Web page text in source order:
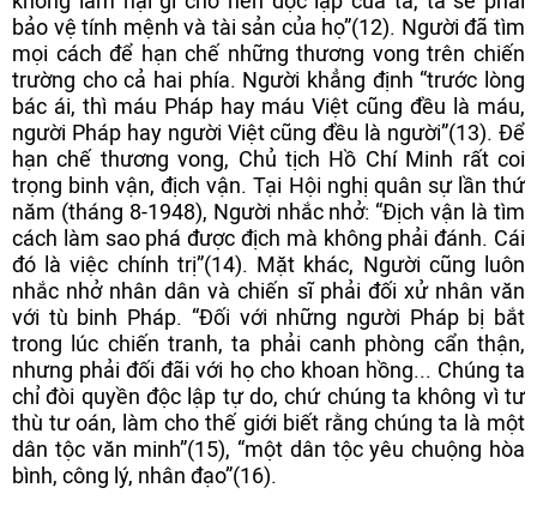
bảo vệ tính mệnh và tài sản của họ”(12). Người đã tìm
mọi cách để hạn chế những thương vong trên chiến
trường cho cả hai phía. Người khẳng định “trước lòng
bác ái, thì máu Pháp hay máu Việt cũng đều là máu,
người Pháp hay người Việt cũng đều là người”(13). Để
hạn chế thương vong, Chủ tịch Hồ Chí Minh rất coi
trọng binh vận, địch vận. Tại Hội nghị quân sự lần thứ
năm (tháng 8-1948), Người nhắc nhở: “Địch vận là tìm
cách làm sao phá được địch mà không phải đánh. Cái
đó là việc chính trị”(14). Mặt khác, Người cũng luôn
nhắc nhở nhân dân và chiến sĩ phải đối xử nhân văn
với tù binh Pháp. “Đối với những người Pháp bị bắt
trong lúc chiến tranh, ta phải canh phòng cẩn thận,
nhưng phải đối đãi với họ cho khoan hồng... Chúng ta
chỉ đòi quyền độc lập tự do, chứ chúng ta không vì tư
thù tư oán, làm cho thế giới biết rằng chúng ta là một
dân tộc văn minh”(15), “một dân tộc yêu chuộng hòa
bình, công lý, nhân đạo”(16).